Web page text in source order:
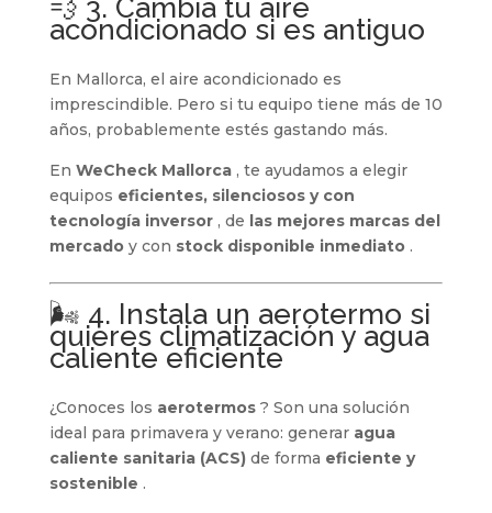
💨 3. Cambia tu aire
acondicionado si es antiguo
En Mallorca, el aire acondicionado es
imprescindible. Pero si tu equipo tiene más de 10
años, probablemente estés gastando más.
En WeCheck Mallorca, te ayudamos a elegir
equipos eficientes, silenciosos y con
tecnología inversor, de las mejores marcas del
mercadoy con stock disponible inmediato.
🌬️ 4. Instala un aerotermo si
quieres climatización y agua
caliente eficiente
¿Conoces los aerotermos? Son una solución
ideal para primavera y verano: generar agua
caliente sanitaria (ACS)de forma eficiente y
sostenible .